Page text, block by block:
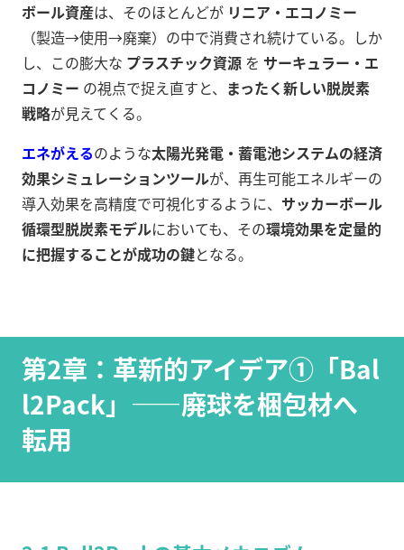
ボール資産は、そのほとんどが リニア・エコノミー
（製造→使用→廃棄）の中で消費され続けている。しか
し、この膨大な プラスチック資源 を サーキュラー・エ
コノミー の視点で捉え直すと、 まったく新しい脱炭素
戦略が見えてくる。
エネがえるのような太陽光発電・蓄電池システムの経済
効果シミュレーションツールが、再生可能エネルギーの
導入効果を高精度で可視化するように、 サッカーボール
循環型脱炭素モデルにおいても、その環境効果を定量的
に把握することが成功の鍵となる。
第2章：革新的アイデア①「Bal
l2Pack」——廃球を梱包材へ
転用